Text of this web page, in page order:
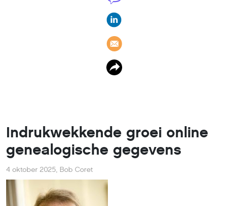
Indrukwekkende groei online
genealogische gegevens
4 oktober 2025, Bob Coret